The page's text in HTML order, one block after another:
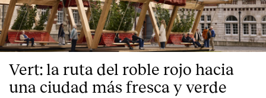
Vert: la ruta del roble rojo hacia
una ciudad más fresca y verde